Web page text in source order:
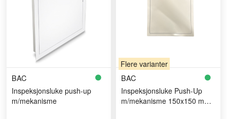
BAC
Inspeksjonsluke push-up
m/mekanisme
Flere varianter
BAC
Inspeksjonsluke Push-Up
m/mekanisme 150x150 mm